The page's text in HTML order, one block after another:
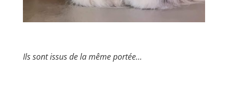
Ils sont issus de la même portée…